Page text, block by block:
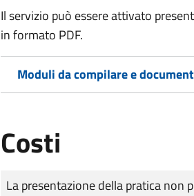
Il servizio può essere attivato
in formato PDF.
Moduli da compilare e
Costi
Tipo di pagamento
Importo
La presentazione della pratica non